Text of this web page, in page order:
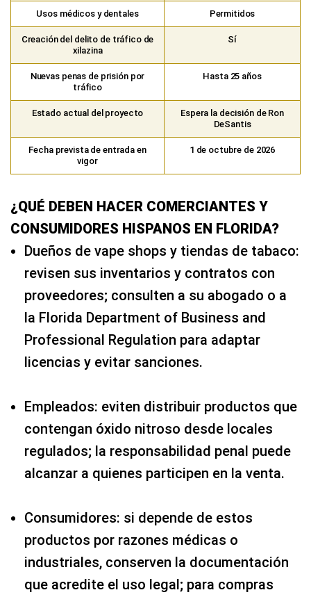
Usos médicos y dentales Permitidos
Creación del delito de tráfico de
xilazina
Sí
Nuevas penas de prisión por
tráfico
Hasta 25 años
Estado actual del proyecto
Espera la decisión de Ron
DeSantis
Fecha prevista de entrada en
vigor
1 de octubre de 2026
¿QUÉ DEBEN HACER COMERCIANTES Y
CONSUMIDORES HISPANOS EN FLORIDA?
Dueños de vape shops y tiendas de tabaco:
revisen sus inventarios y contratos con
proveedores; consulten a su abogado o a
la Florida Department of Business and
Professional Regulation para adaptar
licencias y evitar sanciones.
Empleados: eviten distribuir productos que
contengan óxido nitroso desde locales
regulados; la responsabilidad penal puede
alcanzar a quienes participen en la venta.
Consumidores: si depende de estos
productos por razones médicas o
industriales, conserven la documentación
que acredite el uso legal; para compras